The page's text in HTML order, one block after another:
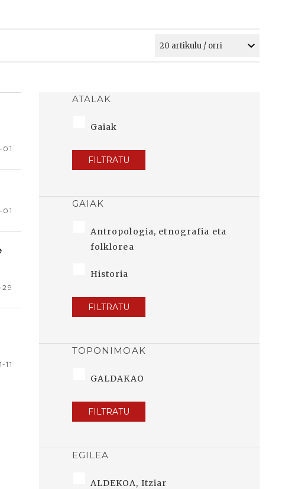
ATALAK
Gaiak
FILTRATU
GAIAK
Antropologia, etnografia eta
folklorea
Historia
FILTRATU
TOPONIMOAK
GALDAKAO
FILTRATU
EGILEA
ALDEKOA, Itziar